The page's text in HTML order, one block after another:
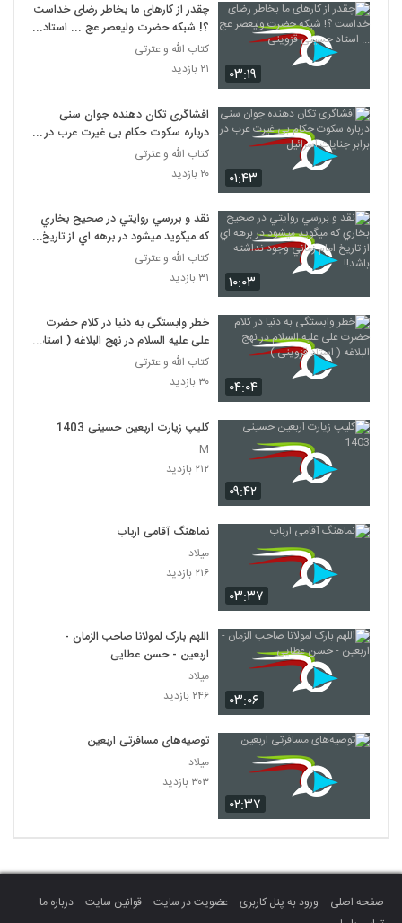
۰۳:۱۹
چقدر از کارهای ما بخاطر رضای خداست
؟! شبکه حضرت ولیعصر عج ... استاد
حسینی قزوینی
کتاب الله و عترتی
۲۱ بازدید
۰۱:۴۳
افشاگری تکان دهنده جوان سنی
درباره سکوت حکام بی غیرت عرب در
برابر جنایات اسرائیل
کتاب الله و عترتی
۲۰ بازدید
۱۰:۰۳
نقد و بررسي روايتي در صحيح بخاري
که ميگويد ميشود در برهه اي از تاريخ
امام زماني وجود نداشته باشد!!
کتاب الله و عترتی
۳۱ بازدید
۰۴:۰۴
خطر وابستگی به دنیا در کلام حضرت
علی علیه السلام در نهج البلاغه ( استاد
قزوینی )
کتاب الله و عترتی
۳۰ بازدید
۰۹:۴۲
کلیپ زیارت اربعین حسینی 1403
M
۲۱۲ بازدید
۰۳:۳۷
نماهنگ آقامی ارباب
میلاد
۲۱۶ بازدید
۰۳:۰۶
اللهم بارک لمولانا صاحب الزمان -
اربعین - حسن عطایی
میلاد
۲۴۶ بازدید
۰۲:۳۷
توصیه‌های مسافرتی اربعین
میلاد
۳۰۳ بازدید
صفحه اصلی ورود به پنل کاربری عضویت در سایت قوانین سایت
درباره ما